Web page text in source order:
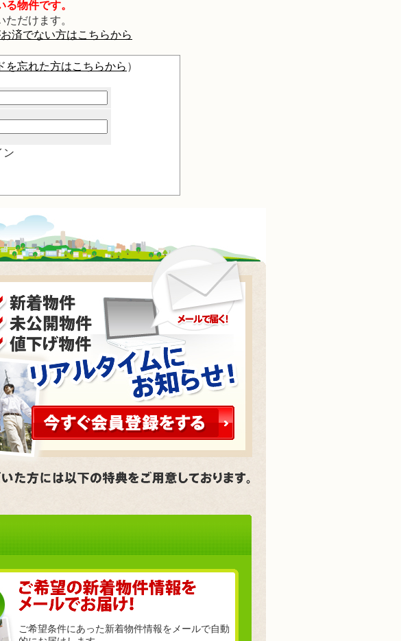
物件です。
だけます。
済でない方はこちらから
を忘れた方はこちらから ）
ン
ご希望条件にあった新着物件情報をメールで自動